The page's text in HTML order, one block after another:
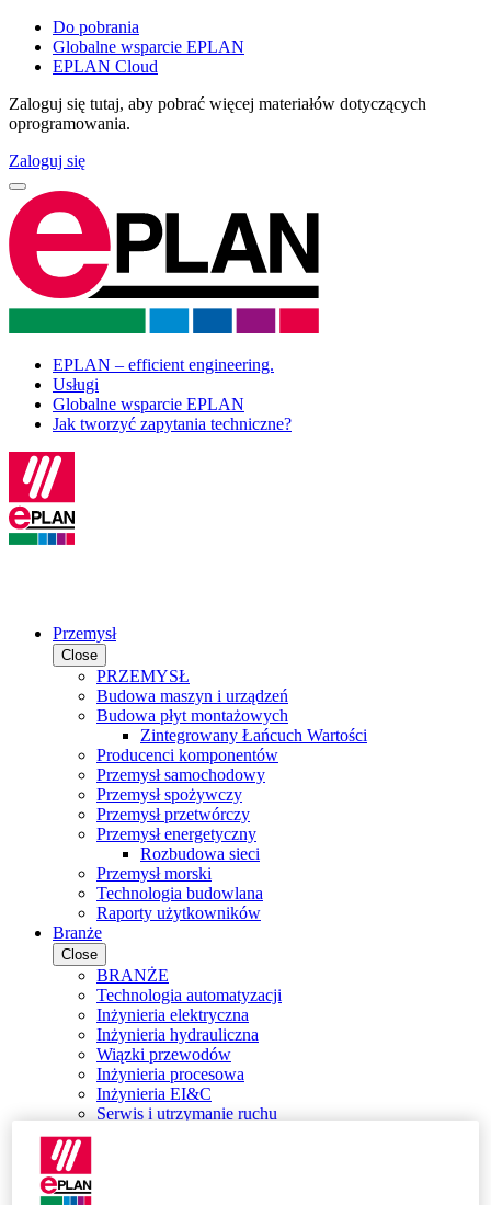
Do pobrania
Globalne wsparcie EPLAN
EPLAN Cloud
Zaloguj się tutaj, aby pobrać więcej materiałów dotyczących
oprogramowania.
Zaloguj się
EPLAN – efficient engineering.
Usługi
Globalne wsparcie EPLAN
Jak tworzyć zapytania techniczne?
Przemysł
Close
PRZEMYSŁ
Budowa maszyn i urządzeń
Budowa płyt montażowych
Zintegrowany Łańcuch Wartości
Producenci komponentów
Przemysł samochodowy
Przemysł spożywczy
Przemysł przetwórczy
Przemysł energetyczny
Rozbudowa sieci
Przemysł morski
Technologia budowlana
Raporty użytkowników
Branże
Close
BRANŻE
Technologia automatyzacji
Inżynieria elektryczna
Inżynieria hydrauliczna
Wiązki przewodów
Inżynieria procesowa
Inżynieria EI&C
Serwis i utrzymanie ruchu
Rozwiązania
Close